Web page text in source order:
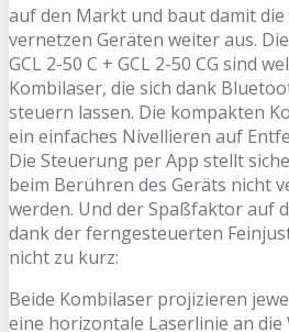
auf den Markt und baut damit
vernetzen Geräten weiter aus.
GCL 2-50 C + GCL 2-50 CG sind
Kombilaser, die sich dank
steuern lassen. Die kompakten
ein einfaches Nivellieren auf
Die Steuerung per App stellt
beim Berühren des Geräts nicht
werden. Und der Spaßfaktor auf
dank der ferngesteuerten
nicht zu kurz:
Beide Kombilaser projizieren
eine horizontale Laserlinie an die